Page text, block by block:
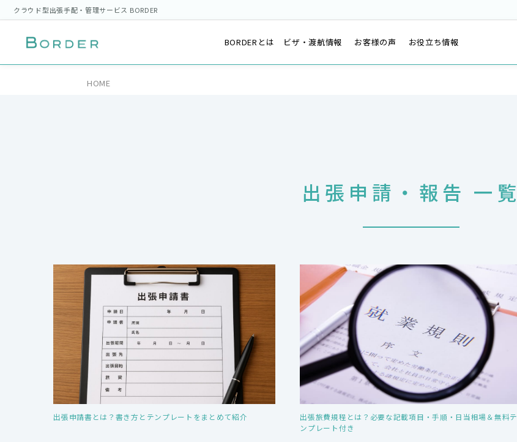
クラウド型出張手配・管理サービス BORDER
BORDERとは ビザ・渡航情報 お客様の声 お役立ち情報
HOME
出張申請・報告 一覧
出張申請書とは？書き方とテンプレートをまとめて紹介
出張旅費規程とは？必要な記載項目・手順・日当相場＆無料テ
ンプレート付き